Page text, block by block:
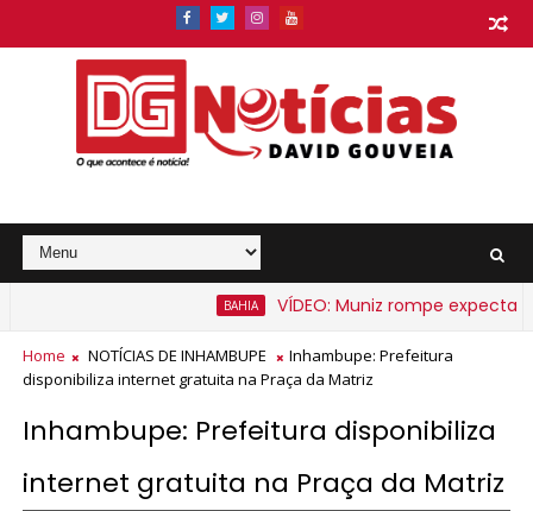
VÍDEO: Muniz rompe expectativa
Home NOTÍCIAS DE INHAMBUPE
Inhambupe: Prefeitura
disponibiliza internet gratuita na Praça da Matriz
Inhambupe: Prefeitura disponibiliza
internet gratuita na Praça da Matriz